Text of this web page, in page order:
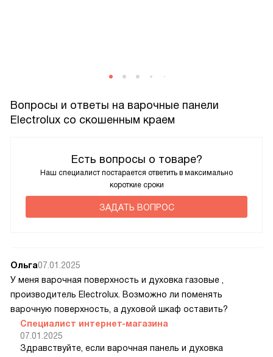
Вопросы и ответы на варочные панели
Electrolux со скошенным краем
Есть вопросы о товаре?
Наш специалист постарается ответить в максимально
короткие сроки
ЗАДАТЬ ВОПРОС
Ольга07.01.2025
У меня варочная поверхность и духовка газовые ,
производитель Electrolux. Возможно ли поменять
варочную поверхность, а духовой шкаф оставить?
Специалист интернет-магазина
07.01.2025
Здравствуйте, если варочная панель и духовка